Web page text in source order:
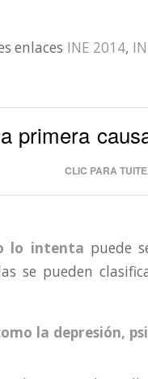
enlaces INE 2014,
primera
CLIC PARA
lo intenta puede
se pueden
la depresión,